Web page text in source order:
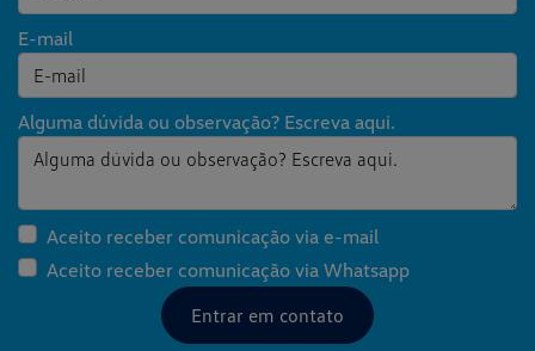
E-mail
Alguma dúvida ou observação? Escreva aqui.
Aceito receber comunicação via e-mail
Aceito receber comunicação via Whatsapp
Entrar em contato